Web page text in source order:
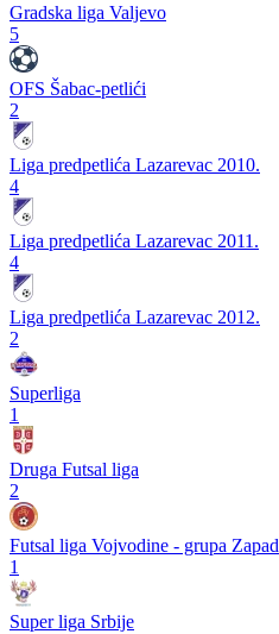
Gradska liga Valjevo
5
OFS Šabac-petlići
2
Liga predpetlića Lazarevac 2010.
4
Liga predpetlića Lazarevac 2011.
4
Liga predpetlića Lazarevac 2012.
2
Superliga
1
Druga Futsal liga
2
Futsal liga Vojvodine - grupa Zapad
1
Super liga Srbije